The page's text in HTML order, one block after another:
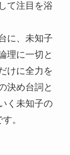
て注目を浴
に、未知子
理に一切と
けに全力を
決め台詞と
く未知子の
。